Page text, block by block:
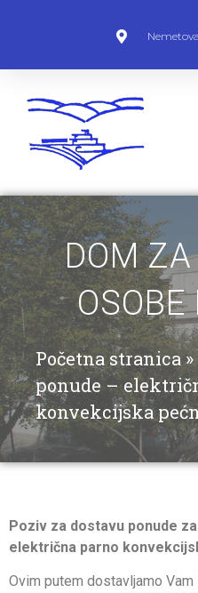
DOM
OSOBE
Početna stranica»
ponude –
konvekcijska
Poziv za dostavu ponude
električna parno
Ovim putem dostavljamo